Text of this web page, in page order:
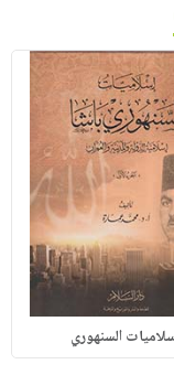
السنهوري